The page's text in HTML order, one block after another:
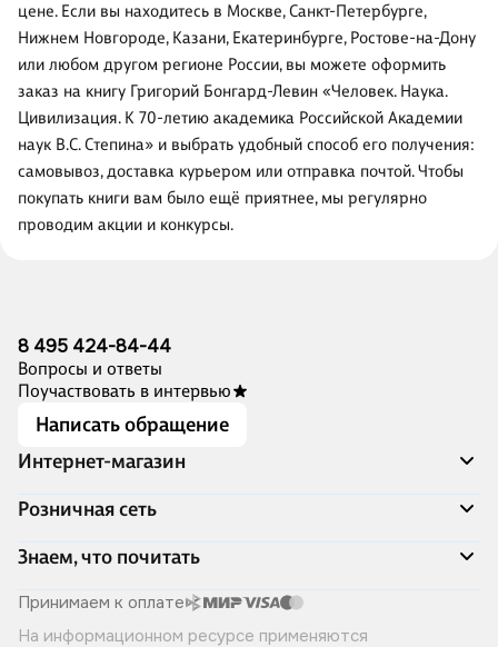
цене. Если вы находитесь в Москве, Санкт-Петербурге,
Нижнем Новгороде, Казани, Екатеринбурге, Ростове-на-Дону
или любом другом регионе России, вы можете оформить
заказ на книгу Григорий Бонгард-Левин «Человек. Наука.
Цивилизация. К 70-летию академика Российской Академии
наук В.С. Степина» и выбрать удобный способ его получения:
самовывоз, доставка курьером или отправка почтой. Чтобы
покупать книги вам было ещё приятнее, мы регулярно
проводим акции и конкурсы.
8 495 424-84-44
Вопросы и ответы
Поучаствовать в интервью
Написать обращение
Интернет-магазин
Акции
Доставка и оплата
Программа лояльности
Подарочные сертификаты
Правила продажи
Политика конфиденциальности
Розничная сеть
Адреса магазинов
Книжный Дозор
О компании
Читай-город для бизнеса
Хотите у нас работать?
Знаем, что почитать
Скоро в продаже
Принимаем к оплате
На информационном ресурсе применяются